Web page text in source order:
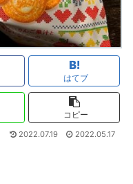
はてブ
コピー
2022.07.19 2022.05.17